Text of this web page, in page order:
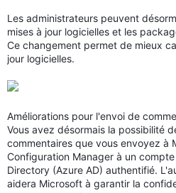
Les administrateurs peuvent
mises à jour logicielles et les
Ce changement permet de mieux
jour logicielles.
Améliorations pour l'envoi de
Vous avez désormais la possibilité
commentaires que vous envoyez à
Configuration Manager à un
Directory (Azure AD) authentifié.
aidera Microsoft à garantir la